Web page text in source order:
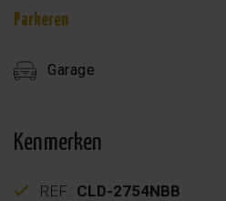
Parkeren
Garage
Kenmerken
REF.: CLD-2754NBB